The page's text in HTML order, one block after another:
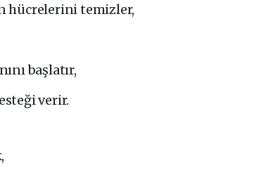
hücrelerini temizler,
başlatır,
verir.